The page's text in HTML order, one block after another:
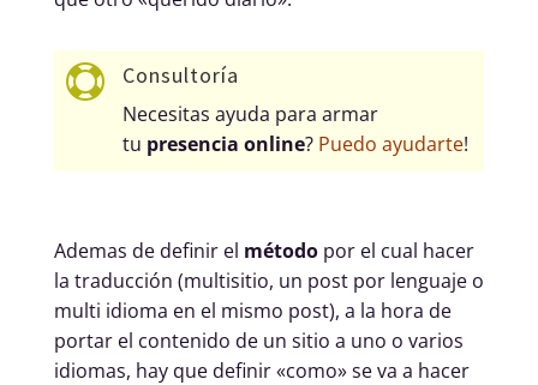
 Consultoría
Necesitas ayuda para armar
tu presencia online? Puedo ayudarte!
Ademas de definir el métodopor el cual hacer
la traducción (multisitio, un post por lenguaje o
multi idioma en el mismo post), a la hora de
portar el contenido de un sitio a uno o varios
idiomas, hay que definir «como» se va a hacer